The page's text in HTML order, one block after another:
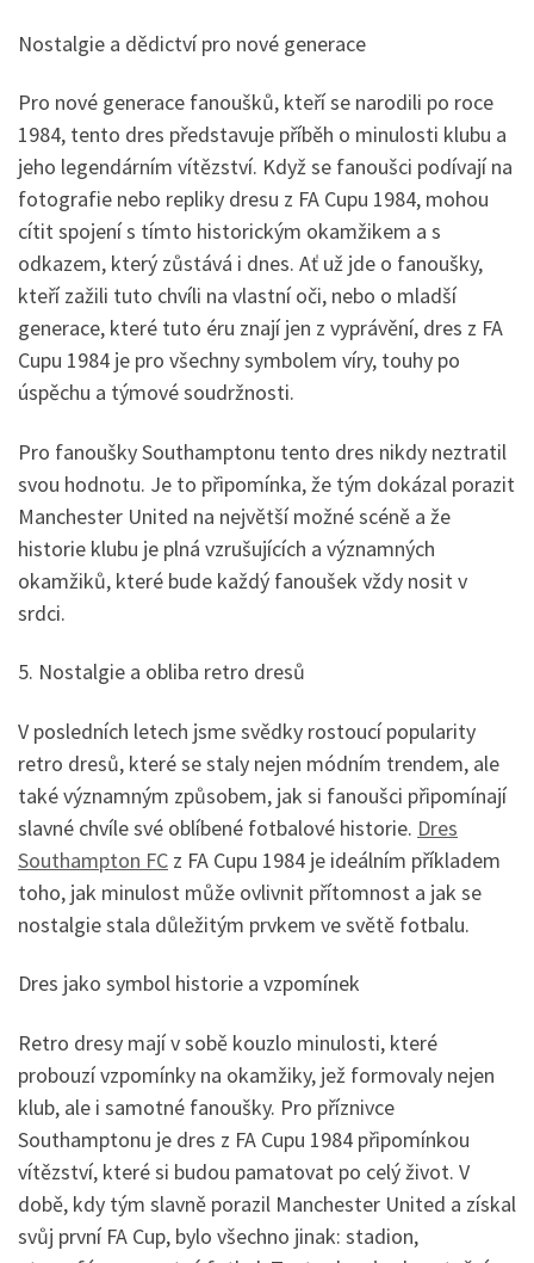
Nostalgie a dědictví pro nové generace
Pro nové generace fanoušků, kteří se narodili po roce
1984, tento dres představuje příběh o minulosti klubu a
jeho legendárním vítězství. Když se fanoušci podívají na
fotografie nebo repliky dresu z FA Cupu 1984, mohou
cítit spojení s tímto historickým okamžikem a s
odkazem, který zůstává i dnes. Ať už jde o fanoušky,
kteří zažili tuto chvíli na vlastní oči, nebo o mladší
generace, které tuto éru znají jen z vyprávění, dres z FA
Cupu 1984 je pro všechny symbolem víry, touhy po
úspěchu a týmové soudržnosti.
Pro fanoušky Southamptonu tento dres nikdy neztratil
svou hodnotu. Je to připomínka, že tým dokázal porazit
Manchester United na největší možné scéně a že
historie klubu je plná vzrušujících a významných
okamžiků, které bude každý fanoušek vždy nosit v
srdci.
5. Nostalgie a obliba retro dresů
V posledních letech jsme svědky rostoucí popularity
retro dresů, které se staly nejen módním trendem, ale
také významným způsobem, jak si fanoušci připomínají
slavné chvíle své oblíbené fotbalové historie. Dres
Southampton FC z FA Cupu 1984 je ideálním příkladem
toho, jak minulost může ovlivnit přítomnost a jak se
nostalgie stala důležitým prvkem ve světě fotbalu.
Dres jako symbol historie a vzpomínek
Retro dresy mají v sobě kouzlo minulosti, které
probouzí vzpomínky na okamžiky, jež formovaly nejen
klub, ale i samotné fanoušky. Pro příznivce
Southamptonu je dres z FA Cupu 1984 připomínkou
vítězství, které si budou pamatovat po celý život. V
době, kdy tým slavně porazil Manchester United a získal
svůj první FA Cup, bylo všechno jinak: stadion,